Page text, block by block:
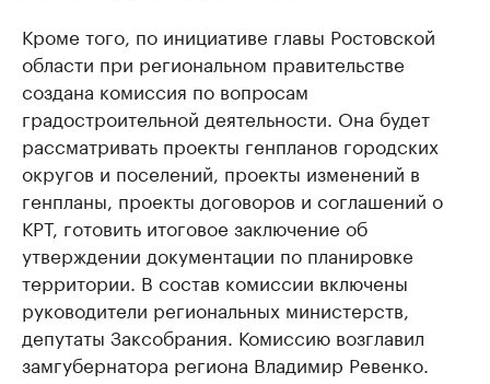
Кроме того, по инициативе главы Ростовской
области при региональном правительстве
создана комиссия по вопросам
градостроительной деятельности. Она будет
рассматривать проекты генпланов городских
округов и поселений, проекты изменений в
генпланы, проекты договоров и соглашений о
КРТ, готовить итоговое заключение об
утверждении документации по планировке
территории. В состав комиссии включены
руководители региональных министерств,
депутаты Заксобрания. Комиссию возглавил
замгубернатора региона Владимир Ревенко.